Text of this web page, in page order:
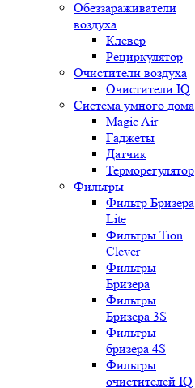
Обеззараживатели
воздуха
Клевер
Рециркулятор
Очистители воздуха
Очистители IQ
Система умного дома
Magic Air
Гаджеты
Датчик
Терморегулятор
Фильтры
Фильтр Бризера
Lite
Фильтры Tion
Clever
Фильтры
Бризера
Фильтры
Бризера 3S
Фильтры
бризера 4S
Фильтры
очистителей IQ